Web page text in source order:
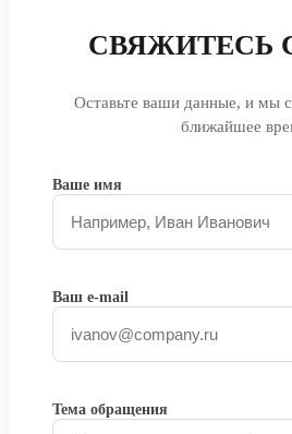
СВЯЖИТЕСЬ
Оставьте ваши данные, и мы
ближайшее
Ваше имя
Ваш e-mail
Тема обращения